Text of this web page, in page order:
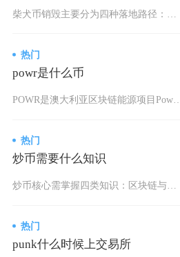
热门
powr是什么币
POWR是澳大利亚区块链能源项目Powerledger的原生ERC-20代币，主打去中心化
热门
炒币需要什么知识
炒币核心需掌握四类知识：区块链与加密货币基础、项目基本面分析、技术面交易技巧、资金与风险管
热门
punk什么时候上交易所